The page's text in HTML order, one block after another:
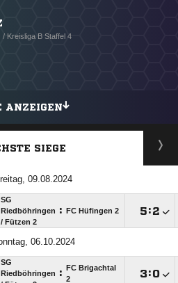
/ Kreisliga B Staffel 4
ANZEIGEN
SIEGE
09.08.2024
SG
Riedböhringen
/​ Fützen 2
: FC Hüfingen 2 :
06.10.2024
SG
Riedböhringen :
FC Brigachtal
2
: